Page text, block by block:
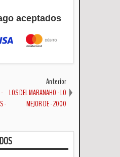
aceptados
-
-
Anterior
LOS DEL MARANAHO - LO
MEJOR DE - 2000